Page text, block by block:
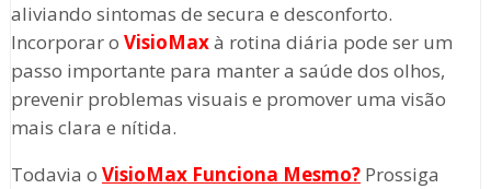
aliviando sintomas de secura e desconforto.
Incorporar o VisioMaxà rotina diária pode ser um
passo importante para manter a saúde dos olhos,
prevenir problemas visuais e promover uma visão
mais clara e nítida.
Todavia o VisioMaxFunciona Mesmo?Prossiga